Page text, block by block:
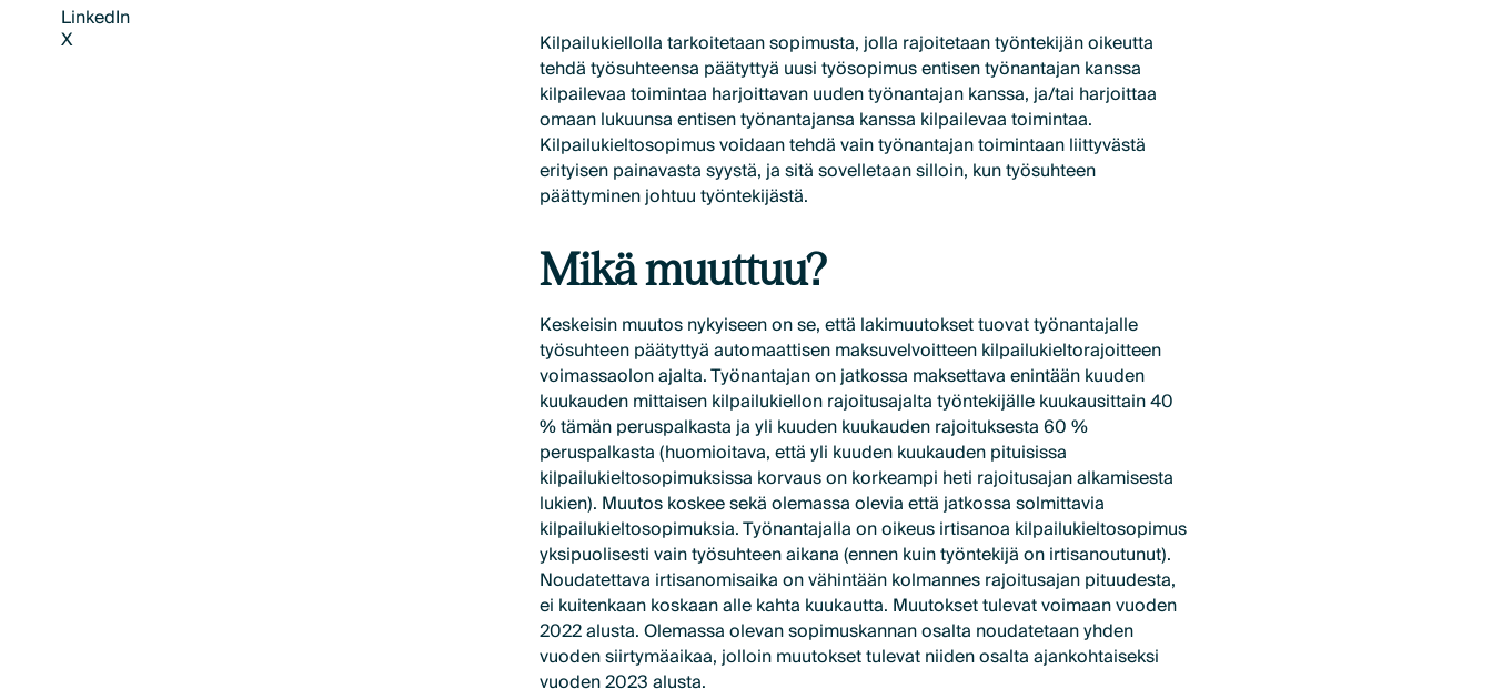
LinkedIn
LinkedIn
X
Kilpailukiellolla tarkoitetaan sopimusta, jolla rajoitetaan työntekijän oikeutta
tehdä työsuhteensa päätyttyä uusi työsopimus entisen työnantajan kanssa
kilpailevaa toimintaa harjoittavan uuden työnantajan kanssa, ja/tai harjoittaa
omaan lukuunsa entisen työnantajansa kanssa kilpailevaa toimintaa.
Kilpailukieltosopimus voidaan tehdä vain työnantajan toimintaan liittyvästä
erityisen painavasta syystä, ja sitä sovelletaan silloin, kun työsuhteen
päättyminen johtuu työntekijästä.
Mikä muuttuu?
Keskeisin muutos nykyiseen on se, että lakimuutokset tuovat työnantajalle
työsuhteen päätyttyä automaattisen maksuvelvoitteen kilpailukieltorajoitteen
voimassaolon ajalta. Työnantajan on jatkossa maksettava enintään kuuden
kuukauden mittaisen kilpailukiellon rajoitusajalta työntekijälle kuukausittain 40
% tämän peruspalkasta ja yli kuuden kuukauden rajoituksesta 60 %
peruspalkasta (huomioitava, että yli kuuden kuukauden pituisissa
kilpailukieltosopimuksissa korvaus on korkeampi heti rajoitusajan alkamisesta
lukien). Muutos koskee sekä olemassa olevia että jatkossa solmittavia
kilpailukieltosopimuksia. Työnantajalla on oikeus irtisanoa kilpailukieltosopimus
yksipuolisesti vain työsuhteen aikana (ennen kuin työntekijä on irtisanoutunut).
Noudatettava irtisanomisaika on vähintään kolmannes rajoitusajan pituudesta,
ei kuitenkaan koskaan alle kahta kuukautta. Muutokset tulevat voimaan vuoden
2022 alusta. Olemassa olevan sopimuskannan osalta noudatetaan yhden
vuoden siirtymäaikaa, jolloin muutokset tulevat niiden osalta ajankohtaiseksi
vuoden 2023 alusta.